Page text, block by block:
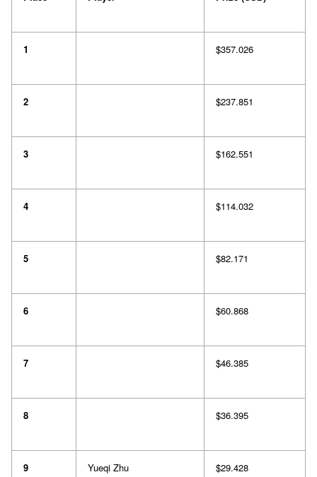
1 $357.026
2 $237.851
3 $162.551
4 $114.032
5 $82.171
6 $60.868
7 $46.385
8 $36.395
9 Yueqi Zhu $29.428